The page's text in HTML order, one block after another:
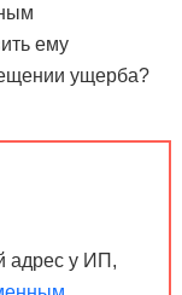
ему
ущерба?
адрес у ИП,